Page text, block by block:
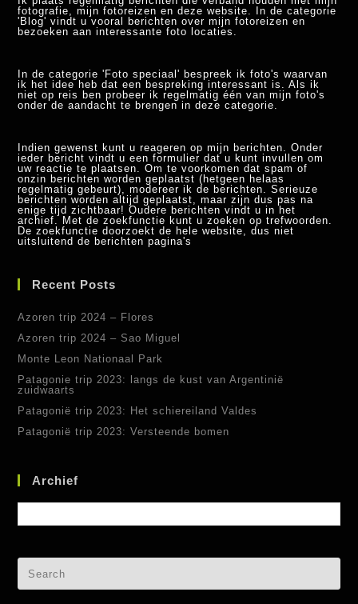
fotografie, mijn fotoreizen en deze website. In de categorie
'Blog' vindt u vooral berichten over mijn fotoreizen en
bezoeken aan interessante foto locaties.
In de categorie 'Foto speciaal' bespreek ik foto's waarvan
ik het idee heb dat een bespreking interessant is. Als ik
niet op reis ben probeer ik regelmatig één van mijn foto's
onder de aandacht te brengen in deze categorie.
Indien gewenst kunt u reageren op mijn berichten. Onder
ieder bericht vindt u een formulier dat u kunt invullen om
uw reactie te plaatsen. Om te voorkomen dat spam of
onzin berichten worden geplaatst (hetgeen helaas
regelmatig gebeurt), modereer ik de berichten. Serieuze
berichten worden altijd geplaatst, maar zijn dus pas na
enige tijd zichtbaar! Oudere berichten vindt u in het
archief. Met de zoekfunctie kunt u zoeken op trefwoorden.
De zoekfunctie doorzoekt de hele website, dus niet
uitsluitend de berichten pagina's
Recent Posts
Azoren trip 2024 – Flores
Azoren trip 2024 – Sao Miguel
Monte Leon Nationaal Park
Patagonie trip 2023: langs de kust van Argentinië
zuidwaarts
Patagonië trip 2023: Het schiereiland Valdes
Patagonië trip 2023: Versteende bomen
Archief
Archief